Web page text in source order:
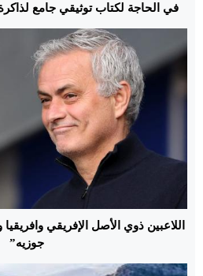
في الحاجة لكتاب توثيقي جامع
اللاعبين ذوي الأصل الإفريقي
جوزيه”